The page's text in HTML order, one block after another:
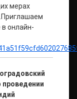
мерах
онлайн-